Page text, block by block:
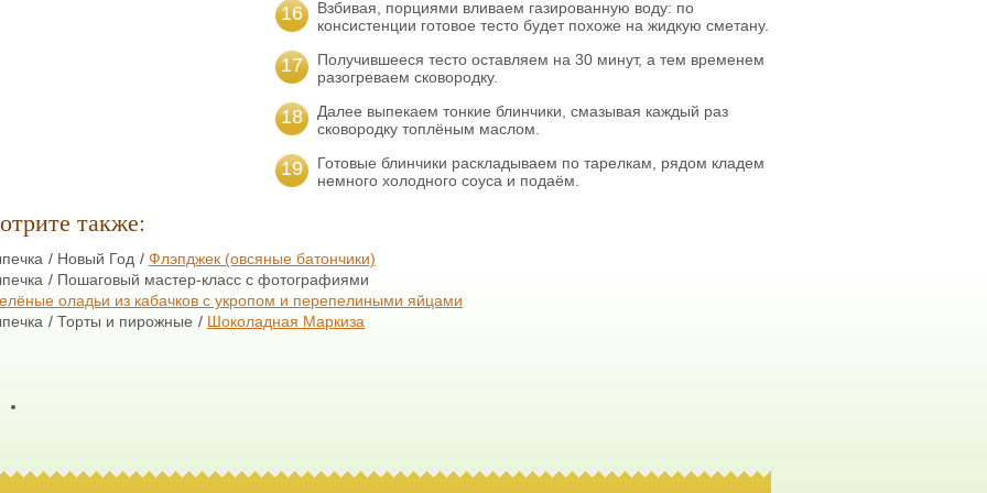
16
Взбивая, порциями вливаем газированную воду: по
консистенции готовое тесто будет похоже на жидкую сметану.
17
Получившееся тесто оставляем на 30 минут, а тем временем
разогреваем сковородку.
18
Далее выпекаем тонкие блинчики, смазывая каждый раз
сковородку топлёным маслом.
19
Готовые блинчики раскладываем по тарелкам, рядом кладем
немного холодного соуса и подаём.
также:
Новый Год
Флэпджек (овсяные батончики)
Пошаговый мастер-класс с фотографиями
оладьи из кабачков с укропом и перепелиными яйцами
Торты и пирожные Шоколадная Маркиза